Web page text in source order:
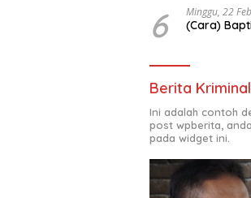
6 Minggu, 22
(Cara)
Berita Kriminal
Ini adalah contoh
post wpberita,
pada widget ini.